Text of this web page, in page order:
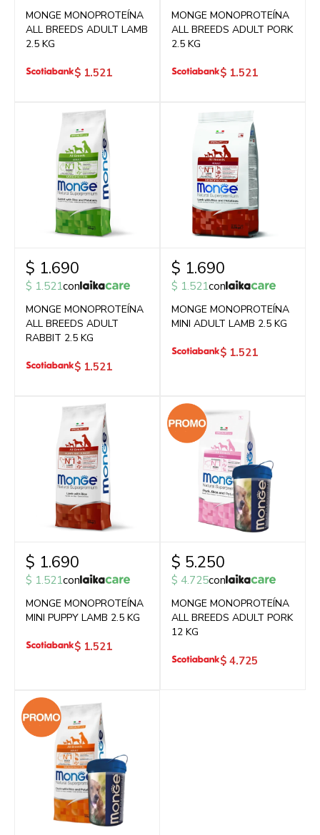
MONGE MONOPROTEÍNA
ALL BREEDS ADULT LAMB
2.5 KG
$ 1.521
MONGE MONOPROTEÍNA
ALL BREEDS ADULT PORK
2.5 KG
$ 1.521
$ 1.690
$ 1.521con
MONGE MONOPROTEÍNA
ALL BREEDS ADULT
RABBIT 2.5 KG
$ 1.521
$ 1.690
$ 1.521con
MONGE MONOPROTEÍNA
MINI ADULT LAMB 2.5 KG
$ 1.521
$ 1.690
$ 1.521con
MONGE MONOPROTEÍNA
MINI PUPPY LAMB 2.5 KG
$ 1.521
$ 5.250
$ 4.725con
MONGE MONOPROTEÍNA
ALL BREEDS ADULT PORK
12 KG
$ 4.725